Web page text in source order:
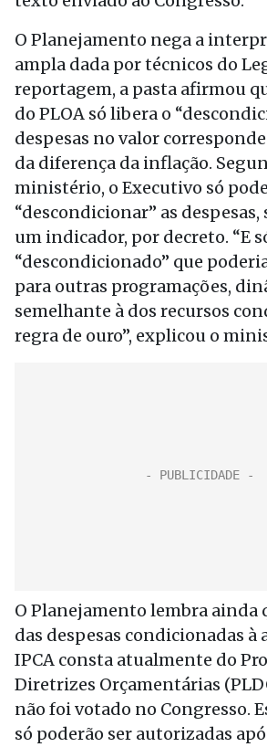
O Planejamento nega a
ampla dada por técnicos do
reportagem, a pasta afirmou
do PLOA só libera o
despesas no valor
da diferença da inflação.
ministério, o Executivo só
“descondicionar” as
um indicador, por decreto. “E
“descondicionado” que
para outras programações,
semelhante à dos recursos
regra de ouro”, explicou o
O Planejamento lembra ainda
das despesas condicionadas à
IPCA consta atualmente do
Diretrizes Orçamentárias
não foi votado no Congresso.
só poderão ser autorizadas